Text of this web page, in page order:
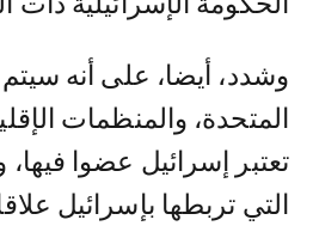
وشدد، أيضا، على أنه سيتم
المتحدة، والمنظمات
تعتبر إسرائيل عضوا فيها،
التي تربطها بإسرائيل